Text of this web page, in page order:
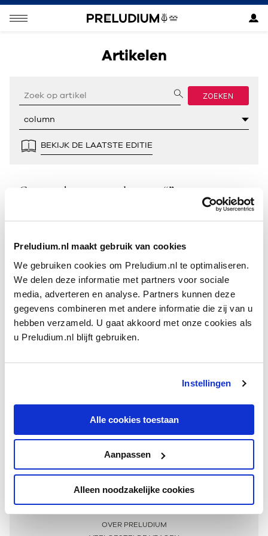
Preludium.nl maakt gebruik van cookies
We gebruiken cookies om Preludium.nl te optimaliseren.
We delen deze informatie met partners voor sociale
media, adverteren en analyse. Partners kunnen deze
gegevens combineren met andere informatie die zij van u
hebben verzameld. U gaat akkoord met onze cookies als
u Preludium.nl blijft gebruiken.
Instellingen
Alle cookies toestaan
Aanpassen
Alleen noodzakelijke cookies
Artikelen
ZOEKEN
BEKIJK DE LAATSTE EDITIE
Geen resultaten gevonden voor “”.
Meer informatie
OVER PRELUDIUM